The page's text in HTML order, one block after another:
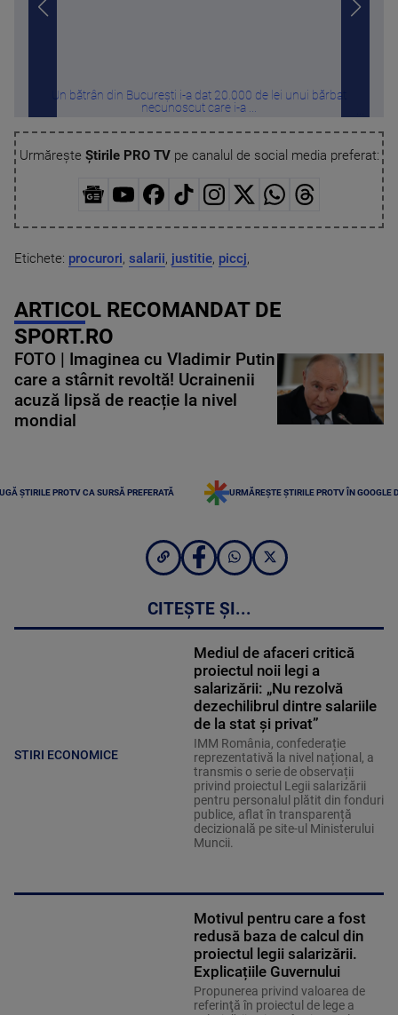
Un bătrân din București i-a dat 20.000 de lei unui bărbat
necunoscut care i-a ...
Urmărește Știrile PRO TVpe canalul de social media preferat:
Etichete: procurori, salarii, justitie, piccj,
ARTICOL RECOMANDAT DE
SPORT.RO
FOTO | Imaginea cu Vladimir Putin
care a stârnit revoltă! Ucrainenii
acuză lipsă de reacție la nivel
mondial
ȘTIRILE PROTV CA SURSĂ PREFERATĂ URMĂREȘTE ȘTIRILE PROTV ÎN GOOGLE
CITEȘTE ȘI...
STIRI ECONOMICE
Mediul de afaceri critică
proiectul noii legi a
salarizării: „Nu rezolvă
dezechilibrul dintre salariile
de la stat și privat”
IMM România, confederație
reprezentativă la nivel național, a
transmis o serie de observații
privind proiectul Legii salarizării
pentru personalul plătit din fonduri
publice, aflat în transparență
decizională pe site-ul Ministerului
Muncii.
Motivul pentru care a fost
redusă baza de calcul din
proiectul legii salarizării.
Explicațiile Guvernului
Propunerea privind valoarea de
referinţă în proiectul de lege a